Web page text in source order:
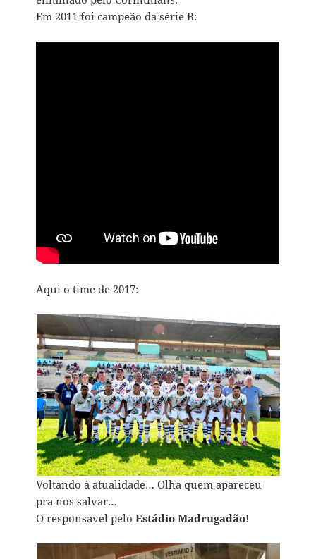
Em 2011 foi campeão da série B:
Aqui o time de 2017:
Voltando à atualidade… Olha quem apareceu
pra nos salvar…
O responsável peloEstádio Madrugadão!